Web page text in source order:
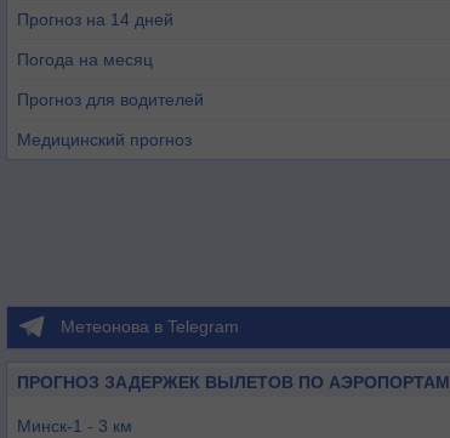
Прогноз на 14 дней
Погода на месяц
Прогноз для водителей
Медицинский прогноз
Метеонова в Telegram
ПРОГНОЗ ЗАДЕРЖЕК ВЫЛЕТОВ ПО АЭРОПОРТАМ
Минск-1 - 3 км